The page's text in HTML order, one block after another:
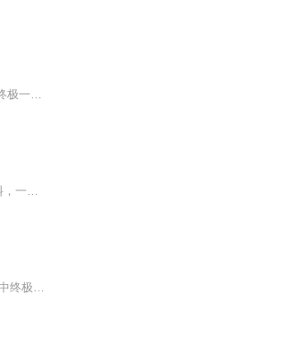
“唉，在这里学这些小学二年级的东西真的很无聊了啊。我什么时候才能见到汪大东啊！大哥已经去了芭拉高中终极一班。终极一班一的剧情要开始了。看来是赶不上了。”一家别墅的天台上，一个身穿华服，手拿一把火红色折扇的小男孩在惆怅之中。他叫王炎，如今...
如果要系统的学习相关记忆宫殿记忆消防考点的方法，通过思维导图梳理消防教材知识点，系统最新的真题资料，一次通过考试，请添加老师v：473724048 【效果看得见】学完一节课，马上记住这节的所有知识点！ 【音频和视频一起发出来的，你点击专辑的视频就能看到。】观看视频效果更佳！ 注意：本专辑内容是主要是消防工程师教材精讲内容，目的是帮助各位消防工程师快速学习相关知识点，快速通过考试。 为什么有的人随便学学就能...
“唉，在这里学这些小学二年级的东西真的很无聊了啊。我什么时候才能见到汪大东啊！大哥已经去了芭拉高中终极一班。终极一班一的剧情要开始了。看来是赶不上了。” 一家别墅的天台上，一个身穿华服，手拿一把火红色折扇的小男孩在惆怅之中。他...